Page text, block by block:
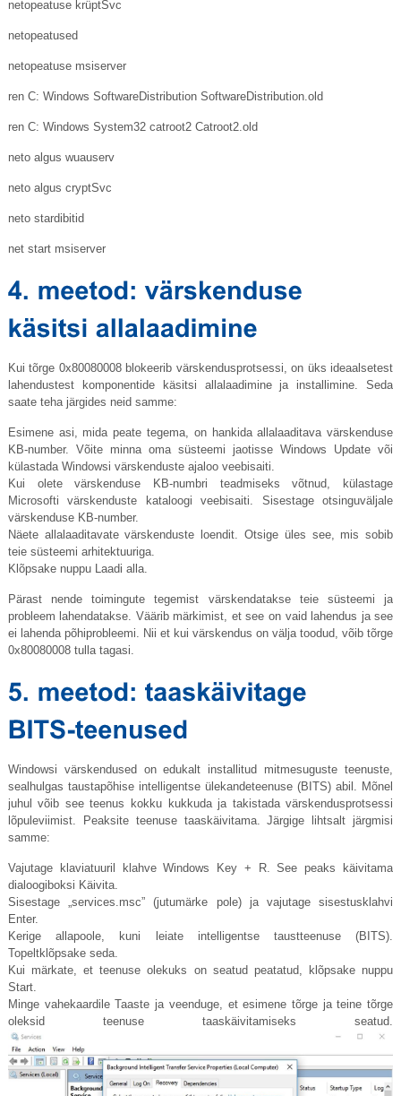
netopeatuse krüptSvc
netopeatused
netopeatuse msiserver
ren C: Windows SoftwareDistribution SoftwareDistribution.old
ren C: Windows System32 catroot2 Catroot2.old
neto algus wuauserv
neto algus cryptSvc
neto stardibitid
net start msiserver
Kui tõrge 0x80080008 blokeerib värskendusprotsessi, on üks ideaalsetest
lahendustest komponentide käsitsi allalaadimine ja installimine. Seda
saate teha järgides neid samme:
Esimene asi, mida peate tegema, on hankida allalaaditava värskenduse
KB-number. Võite minna oma süsteemi jaotisse Windows Update või
külastada Windowsi värskenduste ajaloo veebisaiti.
Kui olete värskenduse KB-numbri teadmiseks võtnud, külastage
Microsofti värskenduste kataloogi veebisaiti. Sisestage otsinguväljale
värskenduse KB-number.
Näete allalaaditavate värskenduste loendit. Otsige üles see, mis sobib
teie süsteemi arhitektuuriga.
Klõpsake nuppu Laadi alla.
Pärast nende toimingute tegemist värskendatakse teie süsteemi ja
probleem lahendatakse. Väärib märkimist, et see on vaid lahendus ja see
ei lahenda põhiprobleemi. Nii et kui värskendus on välja toodud, võib tõrge
0x80080008 tulla tagasi.
Windowsi värskendused on edukalt installitud mitmesuguste teenuste,
sealhulgas taustapõhise intelligentse ülekandeteenuse (BITS) abil. Mõnel
juhul võib see teenus kokku kukkuda ja takistada värskendusprotsessi
lõpuleviimist. Peaksite teenuse taaskäivitama. Järgige lihtsalt järgmisi
samme:
Vajutage klaviatuuril klahve Windows Key + R. See peaks käivitama
dialoogiboksi Käivita.
Sisestage „services.msc” (jutumärke pole) ja vajutage sisestusklahvi
Enter.
Kerige allapoole, kuni leiate intelligentse taustteenuse (BITS).
Topeltklõpsake seda.
Kui märkate, et teenuse olekuks on seatud peatatud, klõpsake nuppu
Start.
Minge vahekaardile Taaste ja veenduge, et esimene tõrge ja teine ​​tõrge
oleksid teenuse taaskäivitamiseks seatud.